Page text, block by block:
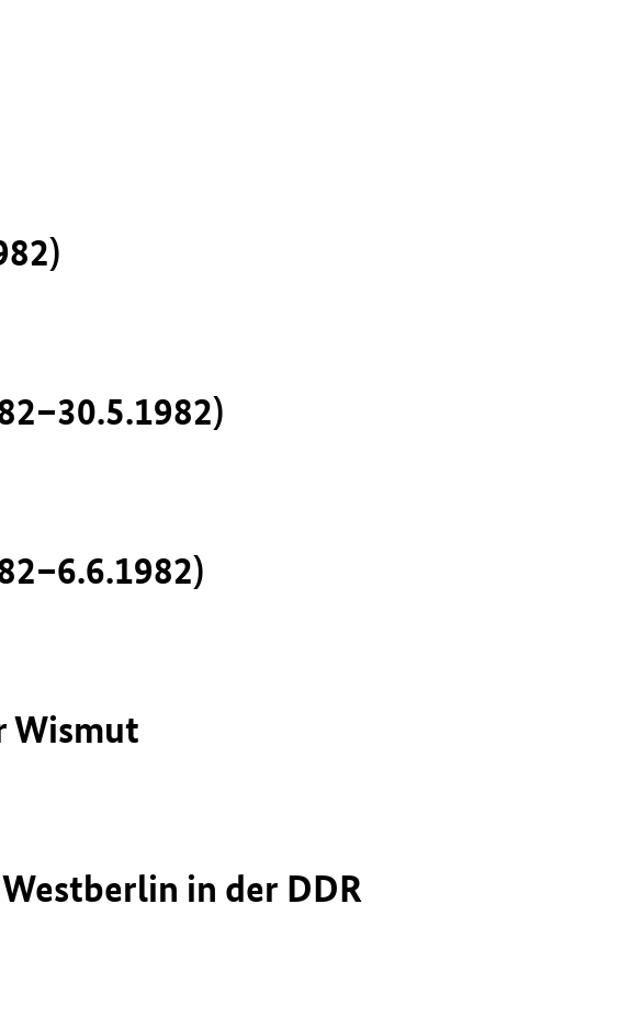
Wismut
in der DDR